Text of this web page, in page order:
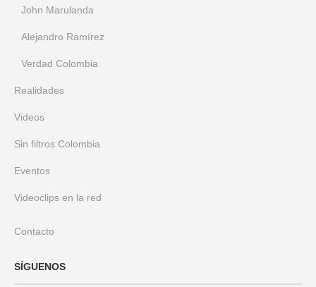
John Marulanda
Alejandro Ramírez
Verdad Colombia
Realidades
Videos
Sin filtros Colombia
Eventos
Videoclips en la red
Contacto
SÍGUENOS